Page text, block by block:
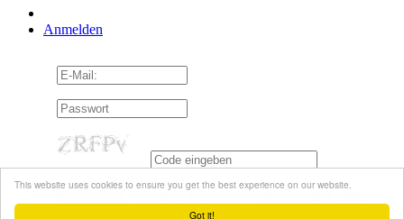
Got it!
This website uses cookies to ensure you get the best experience on our website.
Anmelden
An mich erinnern